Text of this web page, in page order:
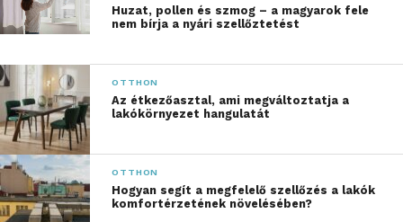
döntéseket hozzunk és
beruházásokat
eszközöljünk, így hosszú
távon is az üzletünkre és
a vásárlóinkra
koncentrálhatunk”
– mondta David McCabe, az IKEA Csehország,
Huzat, pollen és szmog – a magyarok fele
nem bírja a nyári szellőztetést
OTTHON
Az étkezőasztal, ami megváltoztatja a
lakókörnyezet hangulatát
OTTHON
Hogyan segít a megfelelő szellőzés a lakók
komfortérzetének növelésében?